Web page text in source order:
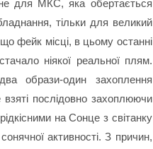
для МКС, яка обертається
тільки для великий
фейк місці, в цьому останні
ніякої реальної плям.
образи-один захоплення
взяті послідовно захоплюючи
на Сонце з світанку
активності. З причин,